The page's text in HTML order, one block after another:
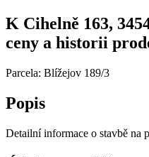
K Cihelně 163,
ceny a historii
Parcela: Blížejov 189/3
Popis
Detailní informace o stavbě na